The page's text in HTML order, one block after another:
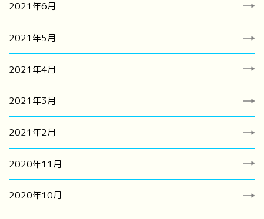
2021年6月
2021年5月
2021年4月
2021年3月
2021年2月
2020年11月
2020年10月